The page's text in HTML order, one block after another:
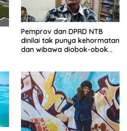
Pemprov dan DPRD NTB
dinilai tak punya kehormatan
dan wibawa diobok-obok